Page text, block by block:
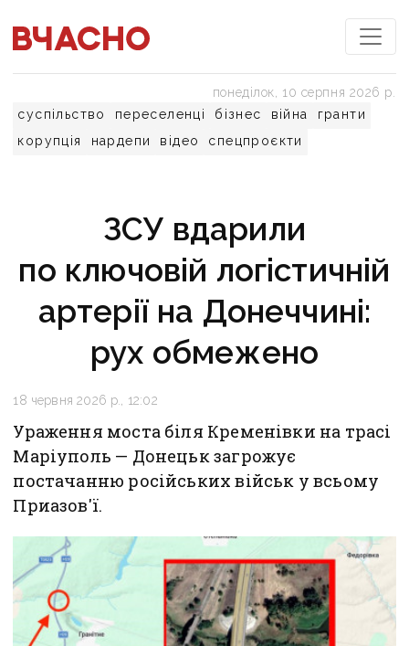
суспільство переселенці бізнес війна
гранти
корупція
нардепи відео спецпроєкти
понеділок, 10 серпня 2026 р.
ЗСУ вдарили
по ключовій логістичній
артерії на Донеччині:
рух обмежено
18 червня 2026 р., 12:02
Ураження моста біля Кременівки на трасі
Маріуполь — Донецьк загрожує
постачанню російських військ у всьому
Приазов'ї.